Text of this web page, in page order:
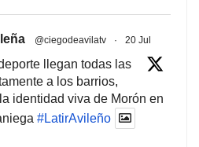
@ciegodeavilatv · 20 Jul
llegan todas las
a los barrios,
identidad viva de Morón en
#LatirAvileño